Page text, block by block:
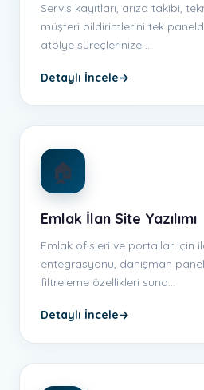
Servis kayıtları, arıza takibi,
müşteri bildirimlerini tek
atölye süreçlerinize …
Detaylı İncele→
🏠
Emlak İlan Site Yazılımı
Emlak ofisleri ve portallar için
entegrasyonu, danışman
filtreleme özellikleri suna…
Detaylı İncele→